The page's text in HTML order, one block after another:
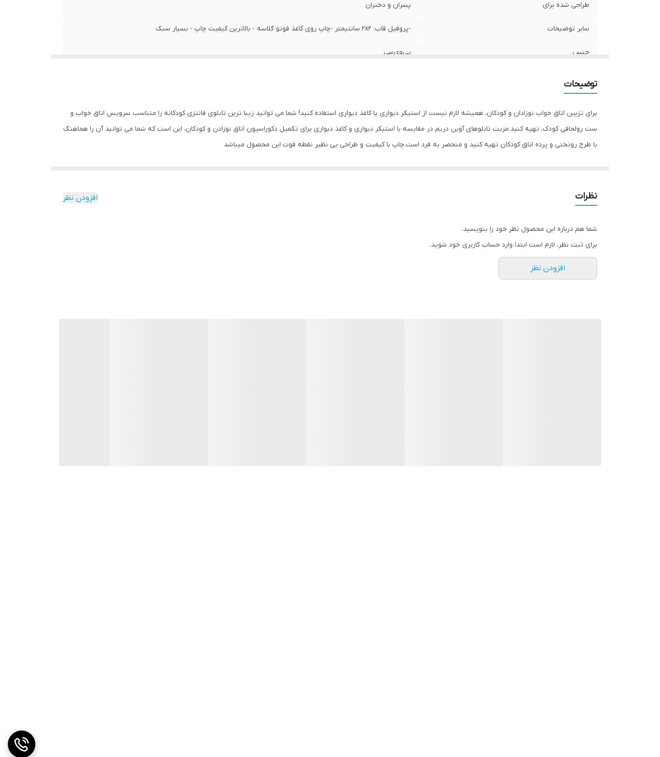
طراحی شده برای پسران و دختران
سایر توضیحات -پروفیل قاب: 2x2 سانتیمتر -چاپ روی کاغذ فوتو گلاسه - بالاترین کیفیت چاپ - بسیار سبک
جنس پی‌وی‌سی
توضیحات
برای تزیین اتاق خواب نوزادان و کودکان، همیشه لازم نیست از استیکر دیواری یا کاغذ دیواری استفاده کنید! شما می توانید زیبا ترین تابلوی فانتزی کودکانه را متناسب سرویس اتاق خواب و
ست رولحافی کودک، تهیه کنید.مزیت تابلوهای آوین دریم در مقایسه با استیکر دیواری و کاغذ دیواری برای تکمیل دکوراسیون اتاق نوزادن و کودکان، این است که شما می توانید آن را هماهنگ
با طرح روتختی و پرده اتاق کودکان تهیه کنید و منحصر به فرد است.چاپ با کیفیت و طراحی بی نظیر نقطه قوت این محصول میباشد
نظرات افزودن نظر
شما هم درباره این محصول نظر خود را بنویسید.
برای ثبت نظر، لازم است ابتدا وارد حساب کاربری خود شوید.
افزودن نظر